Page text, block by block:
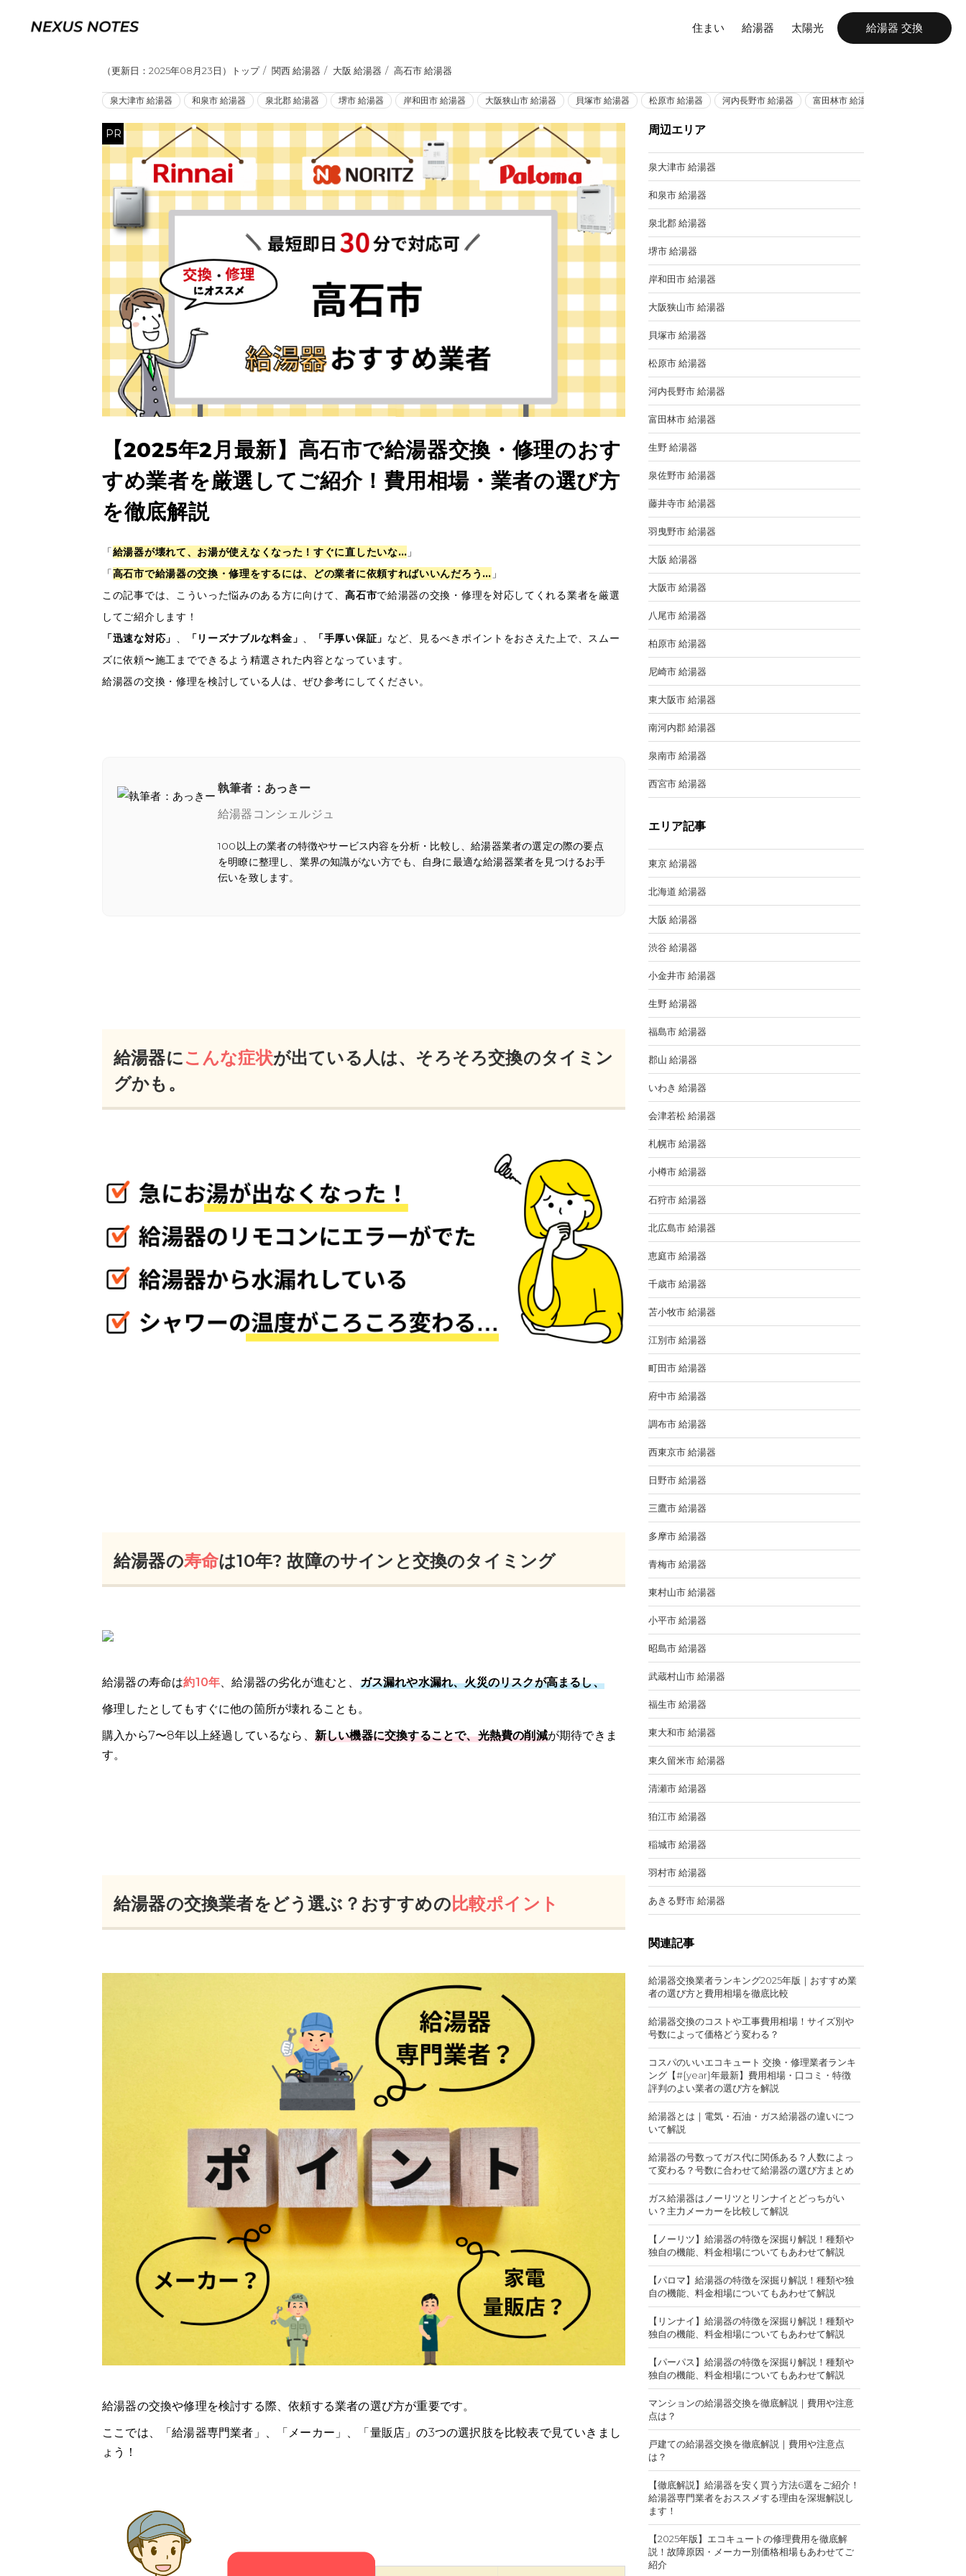
住まい 給湯器 太陽光 給湯器 交換
（更新日：2025年08月23日 ） トップ 関西 給湯器 大阪 給湯器 高石市 給湯器
泉大津市 給湯器 和泉市 給湯器 泉北郡 給湯器 堺市 給湯器 岸和田市 給湯器 大阪狭山市 給湯器 貝塚市 給湯器 松原市 給湯器 河内長野市 給湯器 富田林市 給湯器
【2025年2月最新】高石市で給湯器交換・修理のおす
すめ業者を厳選してご紹介！費用相場・業者の選び方
を徹底解説
「給湯器が壊れて、お湯が使えなくなった！すぐに直したいな… 」
「高石市で給湯器の交換・修理をするには、どの業者に依頼すればいいんだろう… 」
この記事では、こういった悩みのある方に向けて、高石市で給湯器の交換・修理を対応してくれる業者を厳選
してご紹介します！
「迅速な対応」 、 「リーズナブルな料金」 、 「手厚い保証」 など、見るべきポイントをおさえた上で、スムー
ズに依頼〜施工までできるよう精選された内容となっています。
給湯器の交換・修理を検討している人は、ぜひ参考にしてください。
執筆者：あっきー
給湯器コンシェルジュ
100以上の業者の特徴やサービス内容を分析・比較し、給湯器業者の選定の際の要点
を明瞭に整理し、業界の知識がない方でも、自身に最適な給湯器業者を見つけるお手
伝いを致します。
給湯器にこんな症状が出ている人は、そろそろ交換のタイミン
グかも。
給湯器の寿命は10年? 故障のサインと交換のタイミング
給湯器の寿命は約10年、給湯器の劣化が進むと、 ガス漏れや水漏れ、火災のリスクが高まるし、
修理したとしてもすぐに他の箇所が壊れることも。
購入から7〜8年以上経過しているなら、 新しい機器に交換することで、光熱費の削減が期待できま
す。
給湯器の交換業者をどう選ぶ？おすすめの 比較ポイント
給湯器の交換や修理を検討する際、依頼する業者の選び方が重要です。
ここでは、「給湯器専門業者」、「メーカー」、「量販店」の3つの選択肢を比較表で見ていきまし
ょう！
周辺エリア
泉大津市 給湯器
和泉市 給湯器
泉北郡 給湯器
堺市 給湯器
岸和田市 給湯器
大阪狭山市 給湯器
貝塚市 給湯器
松原市 給湯器
河内長野市 給湯器
富田林市 給湯器
生野 給湯器
泉佐野市 給湯器
藤井寺市 給湯器
羽曳野市 給湯器
大阪 給湯器
大阪市 給湯器
八尾市 給湯器
柏原市 給湯器
尼崎市 給湯器
東大阪市 給湯器
南河内郡 給湯器
泉南市 給湯器
西宮市 給湯器
エリア記事
東京 給湯器
北海道 給湯器
大阪 給湯器
渋谷 給湯器
小金井市 給湯器
生野 給湯器
福島市 給湯器
郡山 給湯器
いわき 給湯器
会津若松 給湯器
札幌市 給湯器
小樽市 給湯器
石狩市 給湯器
北広島市 給湯器
恵庭市 給湯器
千歳市 給湯器
苫小牧市 給湯器
江別市 給湯器
町田市 給湯器
府中市 給湯器
調布市 給湯器
西東京市 給湯器
日野市 給湯器
三鷹市 給湯器
多摩市 給湯器
青梅市 給湯器
東村山市 給湯器
小平市 給湯器
昭島市 給湯器
武蔵村山市 給湯器
福生市 給湯器
東大和市 給湯器
東久留米市 給湯器
清瀬市 給湯器
狛江市 給湯器
稲城市 給湯器
羽村市 給湯器
あきる野市 給湯器
関連記事
給湯器交換業者ランキング2025年版｜おすすめ業
者の選び方と費用相場を徹底比較
給湯器交換のコストや工事費用相場！サイズ別や
号数によって価格どう変わる？
コスパのいいエコキュート 交換・修理業者ランキ
ング【#{year}年最新】費用相場・口コミ・特徴
評判のよい業者の選び方を解説
給湯器とは｜電気・石油・ガス給湯器の違いにつ
いて解説
給湯器の号数ってガス代に関係ある？人数によっ
て変わる？号数に合わせて給湯器の選び方まとめ
ガス給湯器はノーリツとリンナイとどっちがい
い？主力メーカーを比較して解説
【ノーリツ】給湯器の特徴を深掘り解説！種類や
独自の機能、料金相場についてもあわせて解説
【パロマ】給湯器の特徴を深掘り解説！種類や独
自の機能、料金相場についてもあわせて解説
【リンナイ】給湯器の特徴を深掘り解説！種類や
独自の機能、料金相場についてもあわせて解説
【パーパス】給湯器の特徴を深掘り解説！種類や
独自の機能、料金相場についてもあわせて解説
マンションの給湯器交換を徹底解説｜費用や注意
点は？
戸建ての給湯器交換を徹底解説｜費用や注意点
は？
【徹底解説】給湯器を安く買う方法6選をご紹介！
給湯器専門業者をおススメする理由を深堀解説し
ます！
【2025年版】エコキュートの修理費用を徹底解
説！故障原因・メーカー別価格相場もあわせてご
紹介